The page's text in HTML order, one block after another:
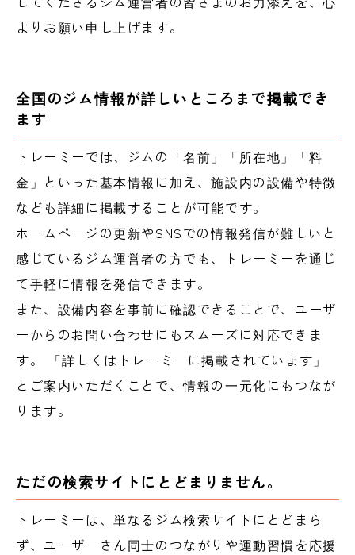
よりお願い申し上げます。
全国のジム情報が詳しいところまで掲載でき
ます
トレーミーでは、ジムの「名前」「所在地」「料
金」といった基本情報に加え、施設内の設備や特徴
なども詳細に掲載することが可能です。
ホームページの更新やSNSでの情報発信が難しいと
感じているジム運営者の方でも、トレーミーを通じ
て手軽に情報を発信できます。
また、設備内容を事前に確認できることで、ユーザ
ーからのお問い合わせにもスムーズに対応できま
す。 「詳しくはトレーミーに掲載されています」
とご案内いただくことで、情報の一元化にもつなが
ります。
ただの検索サイトにとどまりません。
トレーミーは、単なるジム検索サイトにとどまら
ず、ユーザーさん同士のつながりや運動習慣を応援